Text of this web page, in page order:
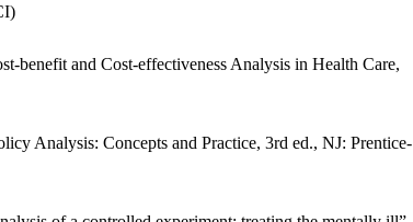
benefit and Cost-effectiveness Analysis in Health Care,
Analysis: Concepts and Practice, 3rd ed., NJ: Prentice-